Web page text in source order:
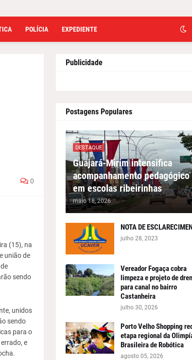
POLÍCIA EXPEDIENTE
0
(15), na
união de
sendo
unidos
sendo
para o
e
Publicidade
Postagens Populares
DESTAQUE
Guajará-Mirim intensifica
acompanhamento pedagógico
em escolas ribeirinhas
maio 18, 2026
NOTA DE
julho 28, 2023
Vereador Fogaça cobra
limpeza e projeto de
para canal no bairro
Castanheira
julho 30, 2026
Porto Velho Shopping
etapa regional da
Brasileira de Robótica
agosto 05, 2026